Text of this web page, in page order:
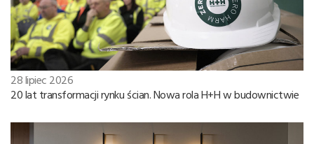
28 lipiec 2026
20 lat transformacji rynku ścian. Nowa rola H+H w budownictwie